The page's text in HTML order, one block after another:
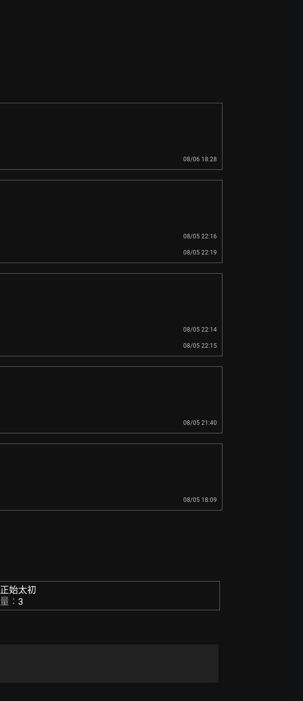
08/06 18:28
08/05 22:16
08/05 22:19
08/05 22:14
08/05 22:15
08/05 21:40
08/05 18:09
正始太初
： 3